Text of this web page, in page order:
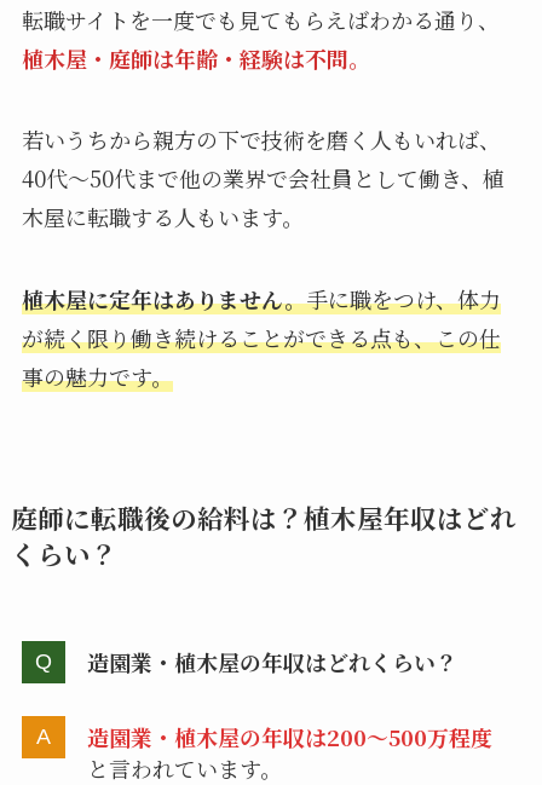
転職サイトを一度でも見てもらえばわかる通り、
植木屋・庭師は年齢・経験は不問。
若いうちから親方の下で技術を磨く人もいれば、
40代～50代まで他の業界で会社員として働き、植
木屋に転職する人もいます。
植木屋に定年はありません。手に職をつけ、体力
が続く限り働き続けることができる点も、この仕
事の魅力です。
庭師に転職後の給料は？植木屋年収はどれ
くらい？
造園業・植木屋の年収はどれくらい？
造園業・植木屋の年収は200～500万程度
と言われています。